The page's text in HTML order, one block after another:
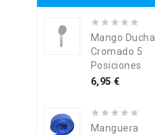
Mango Ducha
Cromado 5
Posiciones
Precio
6,95 €
Manguera